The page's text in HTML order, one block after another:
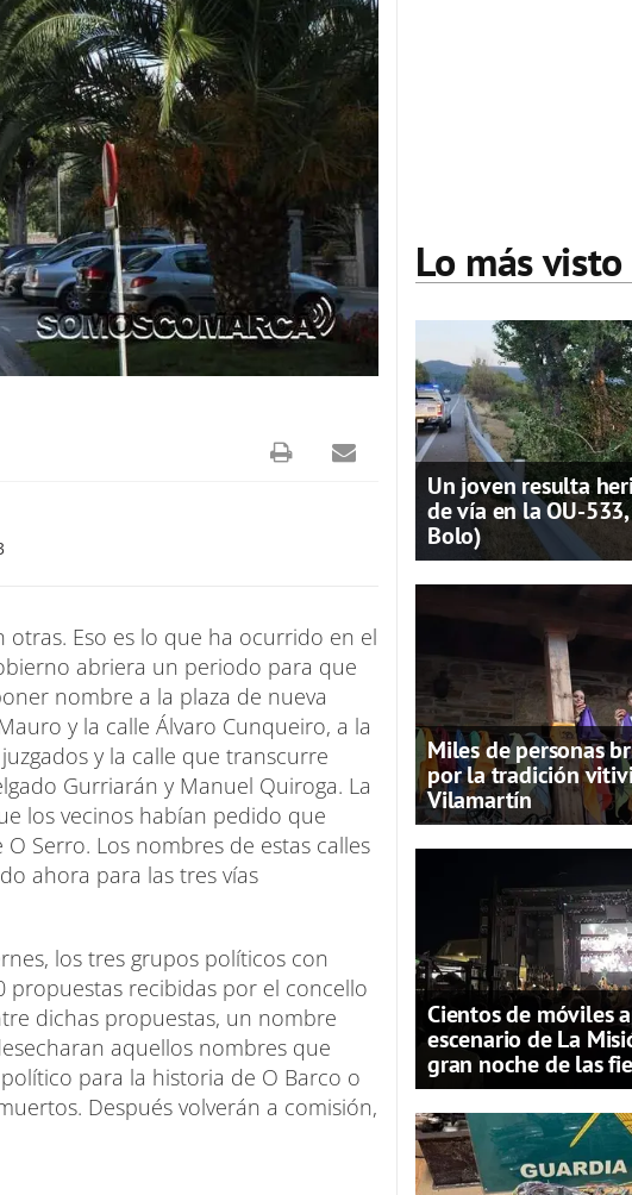
Eso es lo que ha ocurrido en el
abriera un periodo para que
nombre a la plaza de nueva
y la calle Álvaro Cunqueiro, a la
y la calle que transcurre
Gurriarán y Manuel Quiroga. La
los vecinos habían pedido que
Serro. Los nombres de estas calles
ahora para las tres vías
los tres grupos políticos con
recibidas por el concello
dichas propuestas, un nombre
aquellos nombres que
para la historia de O Barco o
Después volverán a comisión,
Lo más visto
Un joven resulta
de vía en la OU-
Bolo)
Miles de personas
por la tradición
Vilamartín
Cientos de móviles
escenario de La
gran noche de las